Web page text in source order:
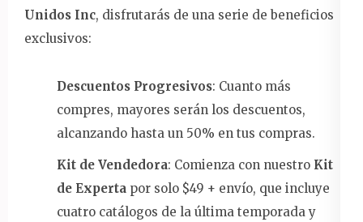
Unidos Inc, disfrutarás de una serie de beneficios
exclusivos:
Descuentos Progresivos: Cuanto más
compres, mayores serán los descuentos,
alcanzando hasta un 50% en tus compras.
Kit de Vendedora: Comienza con nuestro Kit
de Experta por solo $49 + envío, que incluye
cuatro catálogos de la última temporada y